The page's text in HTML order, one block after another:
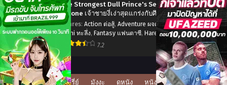
Chapter 180
มิถุนายน 30, 2023
Chapter 179
มิถุนายน 30, 2023
Chapter 178
มิถุนายน 30, 2023
Chapter 177
Chapter 176
มิถุนายน 30, 2023
Chapter 175
มิถุนายน 30, 2023
5
The Strongest Dull Prince's Secret Battle for the
Throne เจ้าชายงี่เง่าสุดแกร่งกับศึกชิงราชสมบัติ
Genres: Action ต่อสู้, Adventure ผจญภัย ,Drama ดราม่า,
Ecchi ทะลึ่ง, Fantasy แฟนตาซี, Harem ฮาเร็ม,Manga มังงะ
ญี่ปุ่น,Romance โรแมนติก
7.2
ดูซีรี่ย์ มังงะ ดูหนัง หนังโป๊